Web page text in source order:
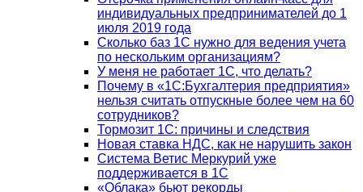
индивидуальных предпринимателей до 1
июля 2019 года
Сколько баз 1C нужно для ведения учета
по нескольким организациям?
У меня не работает 1С, что делать?
Почему в «1С:Бухгалтерия предприятия»
нельзя считать отпускные более чем на 60
сотрудников?
Тормозит 1C: причины и следствия
Новая ставка НДС, как не нарушить закон
Система Ветис Меркурий уже
поддерживается в 1С
«Облака» бьют рекорды